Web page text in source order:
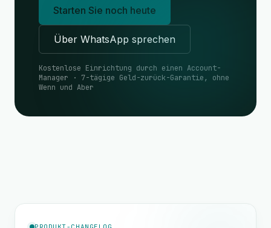
Starten Sie noch heute
Über WhatsApp sprechen
Kostenlose Einrichtung durch einen Account-
Manager · 7-tägige Geld-zurück-Garantie, ohne
Wenn und Aber